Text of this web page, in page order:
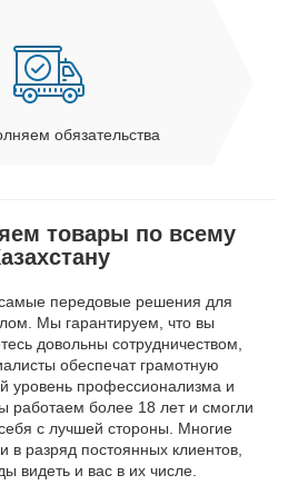
обязательства
товары по всему
передовые решения для
Мы гарантируем, что вы
довольны сотрудничеством,
обеспечат грамотную
уровень профессионализма и
работаем более 18 лет и смогли
с лучшей стороны. Многие
в разряд постоянных клиентов,
видеть и вас в их числе.